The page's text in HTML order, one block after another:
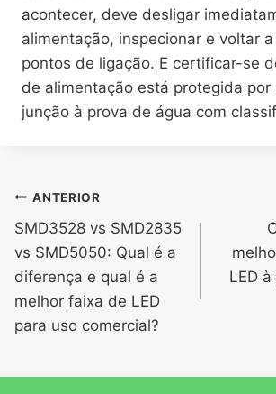
acontecer, deve desligar
alimentação, inspecionar e voltar
pontos de ligação. E certificar-se
de alimentação está protegida por
junção à prova de água com
ANTERIOR
SMD3528 vs SMD2835
vs SMD5050: Qual é a
diferença e qual é a
melhor faixa de LED
para uso comercial?
LED